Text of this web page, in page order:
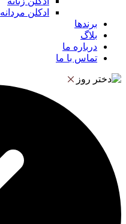
ادکلن مردانه
برندها
بلاگ
درباره ما
تماس با ما